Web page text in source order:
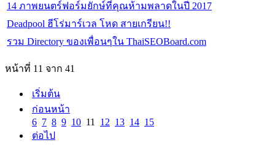
14 ภาพยนตร์ฟอร์มยักษ์ที่คุณห้ามพลาดในปี 2017
Deadpool ฮีโร่มาร์เวล โหด สายเกรียน!!
รวม Directory ของเพื่อนๆใน ThaiSEOBoard.com
หน้าที่ 11 จาก 41
เริ่มต้น
ก่อนหน้า
6 7 8 9 10 11 12 13 14 15
ต่อไป